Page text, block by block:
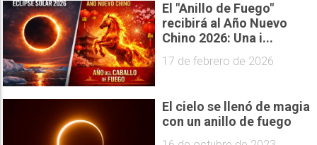
El "Anillo de Fuego"
recibirá al Año Nuevo
Chino 2026: Una i...
17 de febrero de 2026
El cielo se llenó de magia
con un anillo de fuego